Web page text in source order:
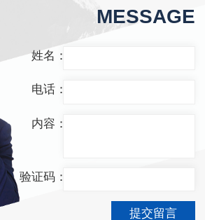
MESSAGE
姓名：
电话：
内容：
验证码：
提交留言